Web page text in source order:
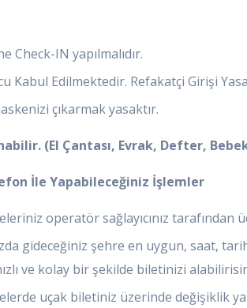
Check-IN yapılmalıdır.
Kabul Edilmektedir. Refakatçi Girişi
çıkarmak yasaktır.
(El Çantası, Evrak, Defter,
İle Yapabileceğiniz İşlemler
operatör sağlayıcınız tarafından
gideceğiniz şehre en uygun, saat,
ve kolay bir şekilde biletinizi
uçak biletiniz üzerinde değişiklik